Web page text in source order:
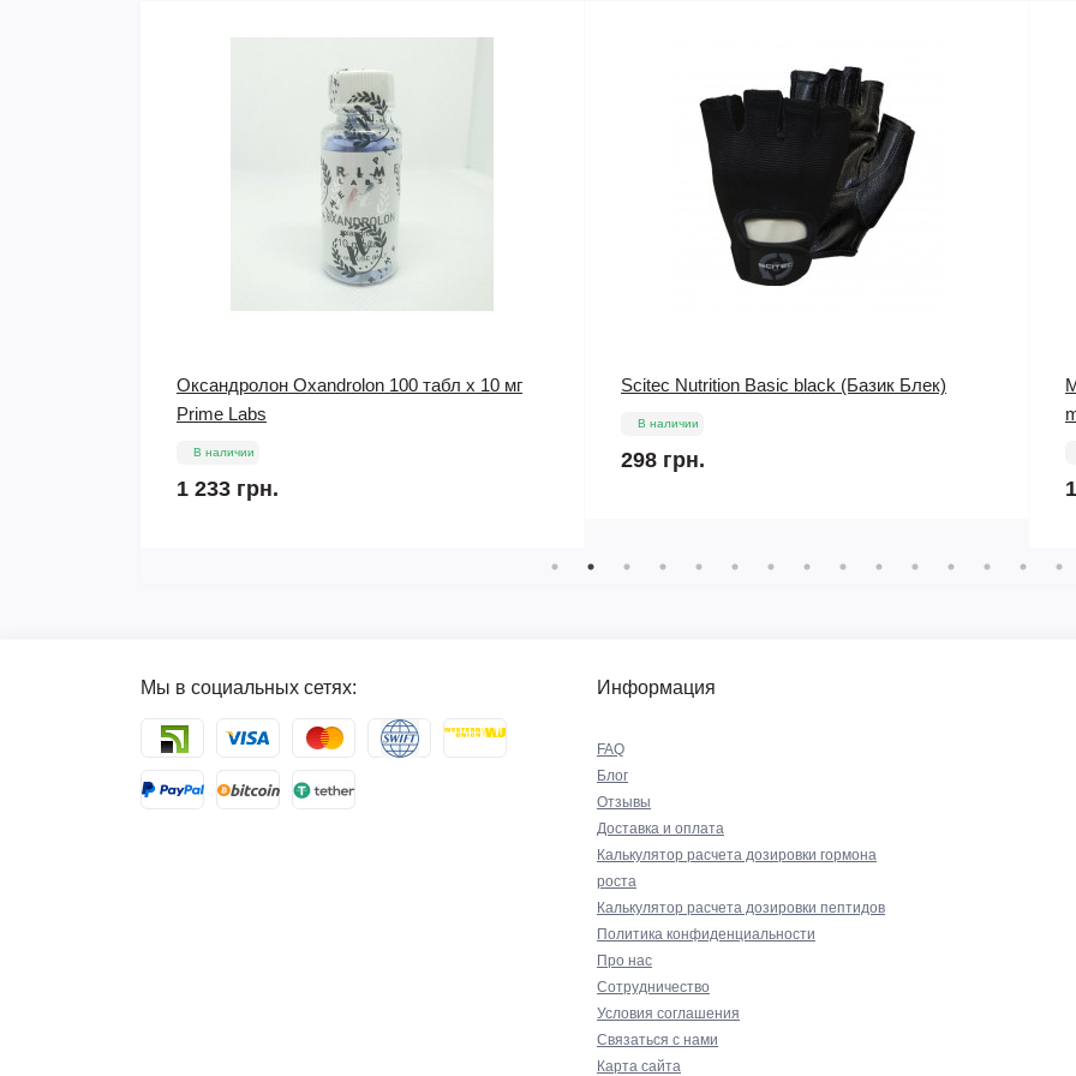
Scitec Nutrition Basic black (Базик Блек)
В наличии
298 грн.
Мастерон Drostanolone Propionate 10 ml 100
В наличии
Мы в социальных сетях: Информация
FAQ
Блог
Отзывы
Доставка и оплата
Калькулятор расчета дозировки гормона
роста
Калькулятор расчета дозировки пептидов
Политика конфиденциальности
Про нас
Сотрудничество
Условия соглашения
Связаться с нами
Карта сайта